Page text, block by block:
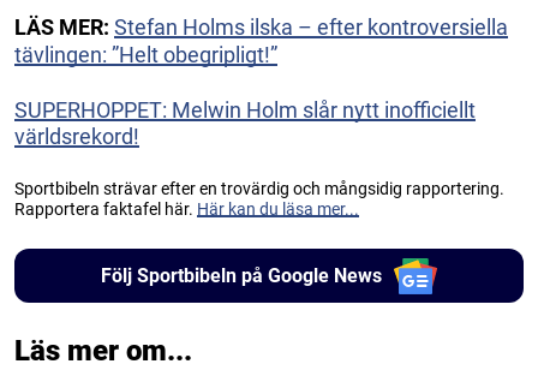
LÄS MER: Stefan Holms ilska – efter kontroversiella
tävlingen: ”Helt obegripligt!”
SUPERHOPPET: Melwin Holm slår nytt inofficiellt
världsrekord!
Sportbibeln strävar efter en trovärdig och mångsidig rapportering.
Rapportera faktafel här. Här kan du läsa mer...
Följ Sportbibeln på Google News
Läs mer om...